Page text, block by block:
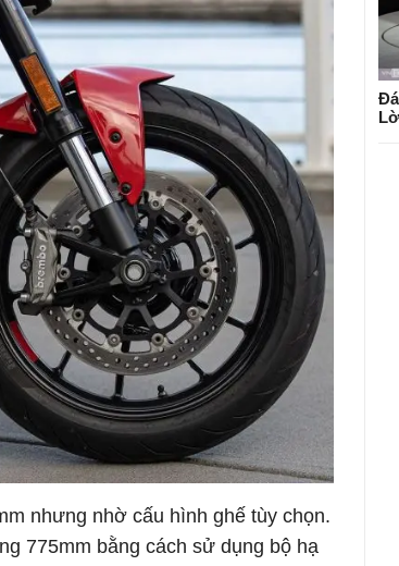
nhưng nhờ cấu hình ghế tùy chọn.
775mm bằng cách sử dụng bộ hạ